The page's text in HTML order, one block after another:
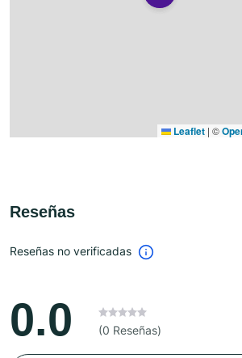
Leaflet | ©
Reseñas
Reseñas no verificadas
0.0 (0 Reseñas)